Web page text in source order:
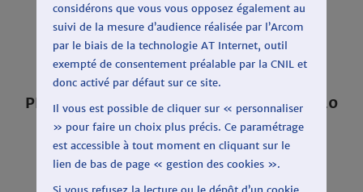
PÉRIODE : DU 3 FÉVRIER AU 6 MARS 2020
SUR FRANCE CULTURE
considérons que vous vous opposez également au
suivi de la mesure d’audience réalisée par l’Arcom
par le biais de la technologie AT Internet, outil
exempté de consentement préalable par la CNIL et
donc activé par défaut sur ce site.
Il vous est possible de cliquer sur « personnaliser
» pour faire un choix plus précis. Ce paramétrage
est accessible à tout moment en cliquant sur le
lien de bas de page « gestion des cookies ».